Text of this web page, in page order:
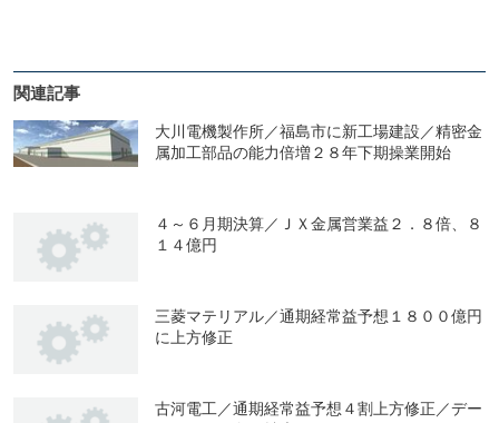
関連記事
大川電機製作所／福島市に新工場建設／精密金
属加工部品の能力倍増２８年下期操業開始
４～６月期決算／ＪＸ金属営業益２．８倍、８
１４億円
三菱マテリアル／通期経常益予想１８００億円
に上方修正
古河電工／通期経常益予想４割上方修正／デー